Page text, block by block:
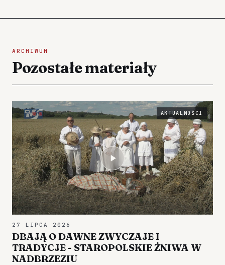
ARCHIWUM
Pozostałe materiały
AKTUALNOŚCI
27 LIPCA 2026
DBAJĄ O DAWNE ZWYCZAJE I
TRADYCJE - STAROPOLSKIE ŻNIWA W
NADBRZEZIU